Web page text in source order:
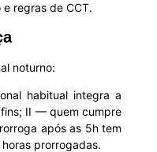
regras de CCT.
noturno:
habitual integra a
II — quem cumpre
após as 5h tem
prorrogadas.